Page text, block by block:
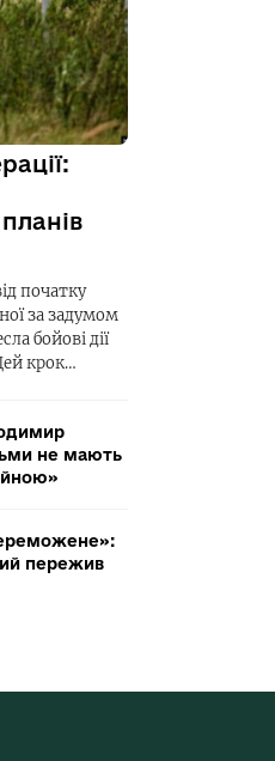
початку
за задумом
бойові дії
крок…
не мають
пережив